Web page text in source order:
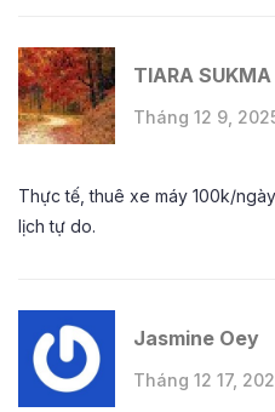
TIARA
Tháng 12 9,
Thực tế, thuê xe máy 100k/
lịch tự do.
Jasmine Oey
Tháng 12 17,